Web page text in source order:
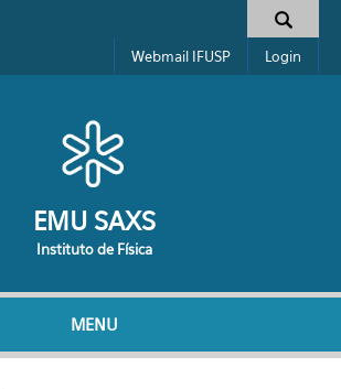
Formulário de busca
Webmail IFUSP Login
EMU SAXS
Instituto de Física
MENU